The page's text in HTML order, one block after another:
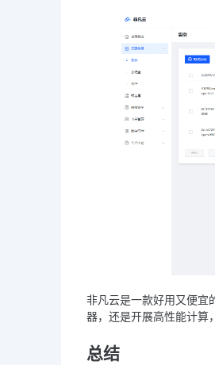
非凡云是一款好用又便宜
器，还是开展高性能计算
总结